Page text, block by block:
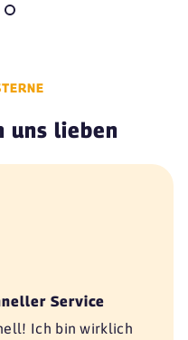
uns lieben
Service
Ich bin wirklich